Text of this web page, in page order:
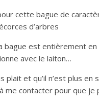
cette bague de
d’arbres
bague est entièrement
avec le laiton…
plait et qu’il n’est plus en
me contacter pour que je